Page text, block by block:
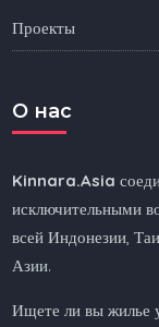
Проекты
O нас
Kinnara.Asia
исключительными
всей Индонезии,
Азии.
Ищете ли вы жилье